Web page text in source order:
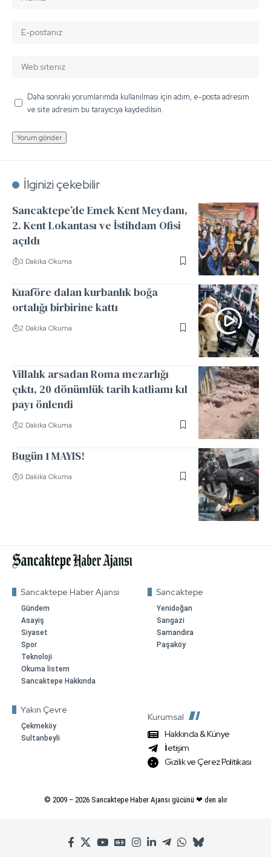
Daha sonraki yorumlarımda kullanılması için adım, e-posta adresim
ve site adresim bu tarayıcıya kaydedilsin.
İlginizi çekebilir
Sancaktepe’de Emek Kent Meydanı,
2. Kent Lokantası ve İstihdam Ofisi
açıldı
3 Dakika Okuma
Kuaföre dalan kurbanlık boğa
ortalığı birbirine kattı
2 Dakika Okuma
Villalık arsadan Roma mezarlığı
çıktı, 20 dönümlük tarih katliamı kıl
payı önlendi
2 Dakika Okuma
Bugün 1 MAYIS!
3 Dakika Okuma
Sancaktepe Haber Ajansı
Gündem
Asayiş
Siyaset
Spor
Teknoloji
Okuma listem
Sancaktepe Hakkında
Sancaktepe
Yenidoğan
Sarıgazi
Samandıra
Paşaköy
Yakın Çevre
Çekmeköy
Sultanbeyli
Kurumsal
Hakkında & Künye
İletişim
Gizilik ve Çerez Politikası
© 2009 – 2026Sancaktepe Haber Ajansı gücünü ❤ den alır